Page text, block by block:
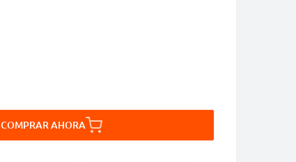
COMPRAR AHORA